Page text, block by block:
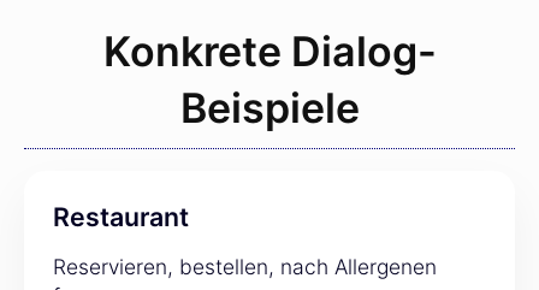
Konkrete Dialog-
Beispiele
Restaurant
Reservieren, bestellen, nach Allergenen